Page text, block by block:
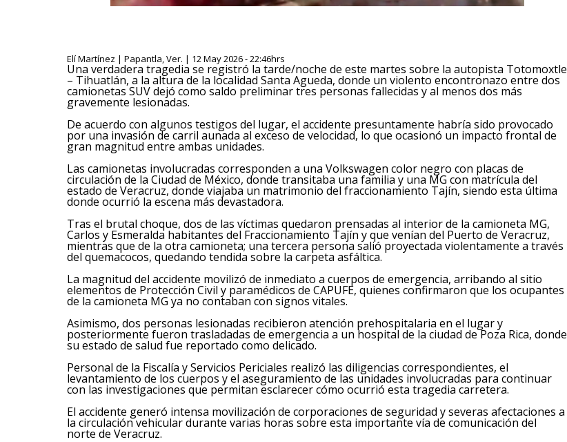
Elí Martínez | Papantla, Ver. | 12 May 2026 - 22:46hrs
Una verdadera tragedia se registró la tarde/noche de este martes sobre la autopista Totomoxtle
– Tihuatlán, a la altura de la localidad Santa Agueda, donde un violento encontronazo entre dos
camionetas SUV dejó como saldo preliminar tres personas fallecidas y al menos dos más
gravemente lesionadas.
De acuerdo con algunos testigos del lugar, el accidente presuntamente habría sido provocado
por una invasión de carril aunada al exceso de velocidad, lo que ocasionó un impacto frontal de
gran magnitud entre ambas unidades.
Las camionetas involucradas corresponden a una Volkswagen color negro con placas de
circulación de la Ciudad de México, donde transitaba una familia y una MG con matrícula del
estado de Veracruz, donde viajaba un matrimonio del fraccionamiento Tajín, siendo esta última
donde ocurrió la escena más devastadora.
Tras el brutal choque, dos de las víctimas quedaron prensadas al interior de la camioneta MG,
Carlos y Esmeralda habitantes del Fraccionamiento Tajín y que venían del Puerto de Veracruz,
mientras que de la otra camioneta; una tercera persona salió proyectada violentamente a través
del quemacocos, quedando tendida sobre la carpeta asfáltica.
La magnitud del accidente movilizó de inmediato a cuerpos de emergencia, arribando al sitio
elementos de Protección Civil y paramédicos de CAPUFE, quienes confirmaron que los ocupantes
de la camioneta MG ya no contaban con signos vitales.
Asimismo, dos personas lesionadas recibieron atención prehospitalaria en el lugar y
posteriormente fueron trasladadas de emergencia a un hospital de la ciudad de Poza Rica, donde
su estado de salud fue reportado como delicado.
Personal de la Fiscalía y Servicios Periciales realizó las diligencias correspondientes, el
levantamiento de los cuerpos y el aseguramiento de las unidades involucradas para continuar
con las investigaciones que permitan esclarecer cómo ocurrió esta tragedia carretera.
El accidente generó intensa movilización de corporaciones de seguridad y severas afectaciones a
la circulación vehicular durante varias horas sobre esta importante vía de comunicación del
norte de Veracruz.